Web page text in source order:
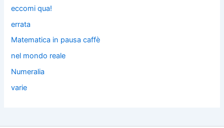
eccomi qua!
errata
Matematica in pausa caffè
nel mondo reale
Numeralia
varie